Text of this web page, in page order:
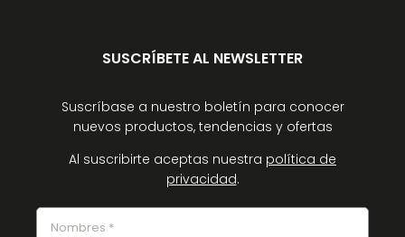
SUSCRÍBETE AL NEWSLETTER
Suscríbase a nuestro boletín para conocer
nuevos productos, tendencias y ofertas
Al suscribirte aceptas nuestra política de
privacidad.